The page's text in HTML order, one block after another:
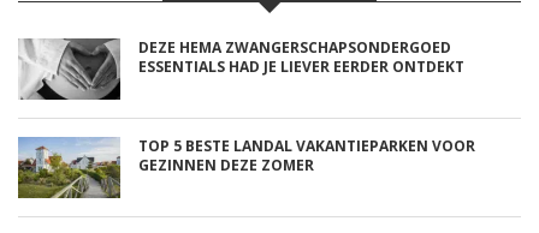
DEZE HEMA ZWANGERSCHAPSONDERGOED
ESSENTIALS HAD JE LIEVER EERDER ONTDEKT
TOP 5 BESTE LANDAL VAKANTIEPARKEN VOOR
GEZINNEN DEZE ZOMER